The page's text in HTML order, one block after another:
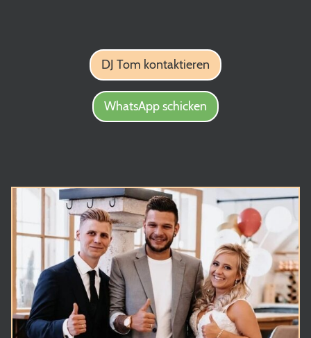
DJ Tom kontaktieren
WhatsApp schicken